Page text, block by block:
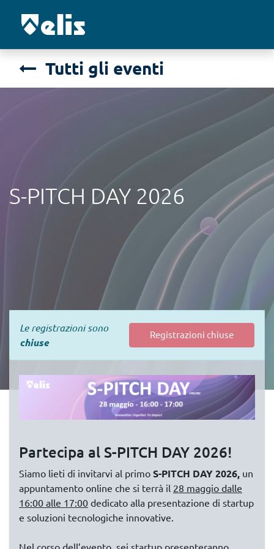
Tutti gli eventi
S-PITCH DAY 2026
Le registrazioni sono
chiuse
Registrazioni chiuse
Partecipa al S-PITCH DAY 2026!
Siamo lieti di invitarvi al primo S-PITCH DAY 2026, un
appuntamento online che si terrà il 28 maggio dalle
16:00 alle 17:00 dedicato alla presentazione di startup
e soluzioni tecnologiche innovative.